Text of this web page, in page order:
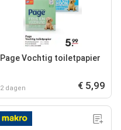
Page Vochtig toiletpapier
2 dagen € 5,99